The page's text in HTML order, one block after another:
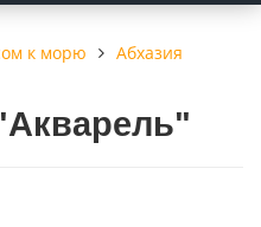
к морю
Абхазия